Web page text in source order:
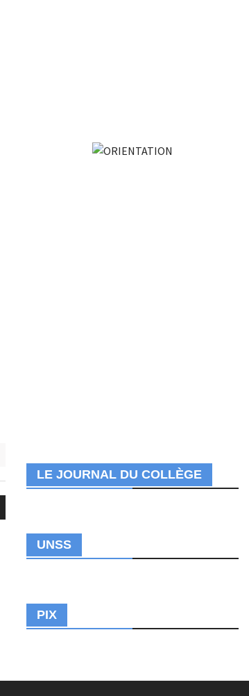
LE JOURNAL DU COLLÈGE
UNSS
PIX